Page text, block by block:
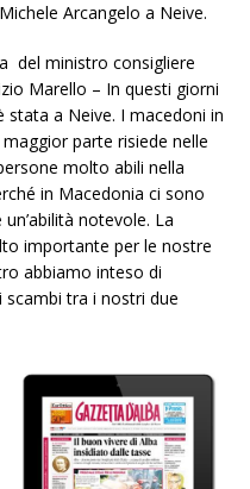
Arcangelo a Neive.
del ministro consigliere
Marello – In questi giorni
a Neive. I macedoni in
parte risiede nelle
molto abili nella
in Macedonia ci sono
notevole. La
importante per le nostre
abbiamo inteso di
tra i nostri due